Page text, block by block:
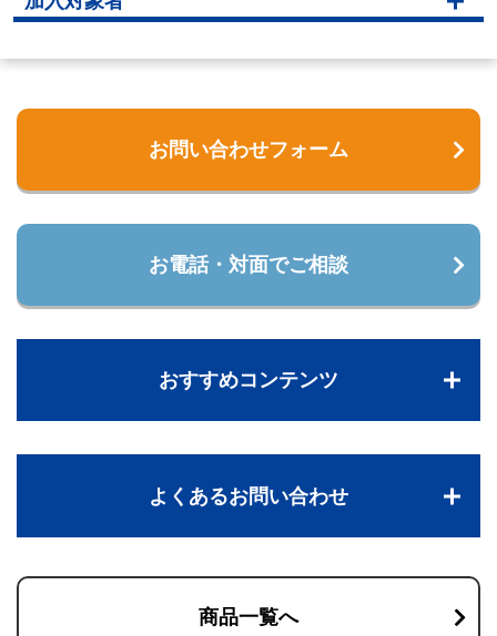
お問い合わせフォーム
お電話・対面でご相談
おすすめコンテンツ
よくあるお問い合わせ
商品一覧へ